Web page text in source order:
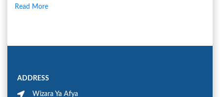
Read More
ADDRESS
Wizara Ya Afya